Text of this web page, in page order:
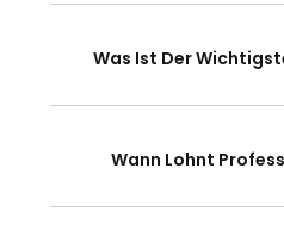
Was Ist Der
Wann Lohnt